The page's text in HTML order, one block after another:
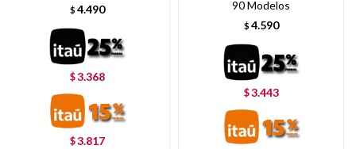
$ 4.490
$3.368
$3.817
90 Modelos
$ 4.590
$3.443